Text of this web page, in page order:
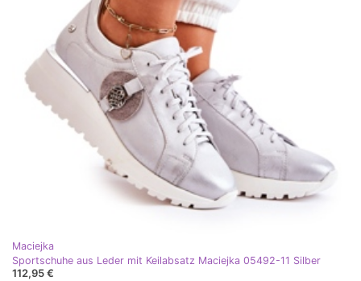
Maciejka
Sportschuhe aus Leder mit Keilabsatz Maciejka 05492-11 Silber
112,95 €